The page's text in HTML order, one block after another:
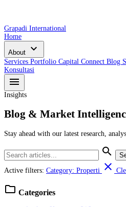
Grapadi International
Home
About expand_more
Services Portfolio Capital Connect Blog
Konsultasi
menu
Insights
Blog & Market
Stay ahead with our latest research,
search
Active filters: Category: Properti close
folder Categories